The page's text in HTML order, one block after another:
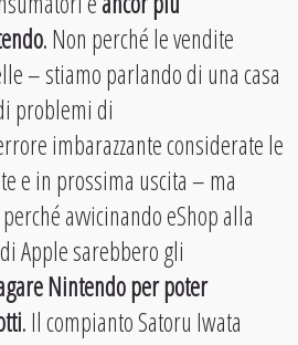
. Non perché le vendite
– stiamo parlando di una casa
problemi di
imbarazzante considerate le
e in prossima uscita – ma
avvicinando eShop alla
Apple sarebbero gli
Nintendo per poter
. Il compianto Satoru Iwata